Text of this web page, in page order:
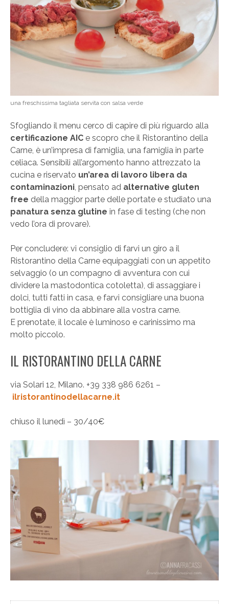
una freschissima tagliata servita con salsa verde
Sfogliando il menu cerco di capire di più riguardo alla
certificazione AIC e scopro che il Ristorantino della
Carne, è un’impresa di famiglia, una famiglia in parte
celiaca. Sensibili all’argomento hanno attrezzato la
cucina e riservato un’area di lavoro libera da
contaminazioni, pensato ad alternative gluten
free della maggior parte delle portate e studiato una
panatura senza glutine in fase di testing (che non
vedo l’ora di provare).
Per concludere: vi consiglio di farvi un giro a il
Ristorantino della Carne equipaggiati con un appetito
selvaggio (o un compagno di avventura con cui
dividere la mastodontica cotoletta), di assaggiare i
dolci, tutti fatti in casa, e farvi consigliare una buona
bottiglia di vino da abbinare alla vostra carne.
E prenotate, il locale è luminoso e carinissimo ma
molto piccolo.
IL RISTORANTINO DELLA CARNE
via Solari 12, Milano. +39 338 986 6261 –
ilristorantinodellacarne.it
chiuso il lunedì – 30/40€